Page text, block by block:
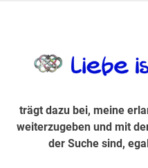
Suche sind,
trägt dazu bei, meine
weiterzugeben und mit
der Suche sind,